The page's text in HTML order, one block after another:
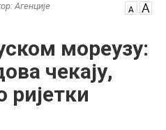
Агенције
мореузу:
чекају,
ријетки